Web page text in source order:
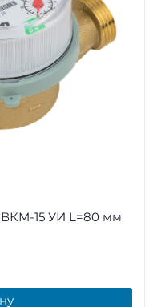
15 УИ L=80 мм